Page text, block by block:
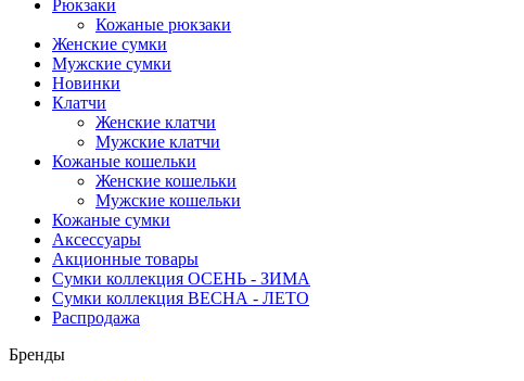
Рюкзаки
Кожаные рюкзаки
Женские сумки
Мужские сумки
Новинки
Клатчи
Женские клатчи
Мужские клатчи
Кожаные кошельки
Женские кошельки
Мужские кошельки
Кожаные сумки
Аксессуары
Акционные товары
Сумки коллекция ОСЕНЬ - ЗИМА
Сумки коллекция ВЕСНА - ЛЕТО
Распродажа
Бренды